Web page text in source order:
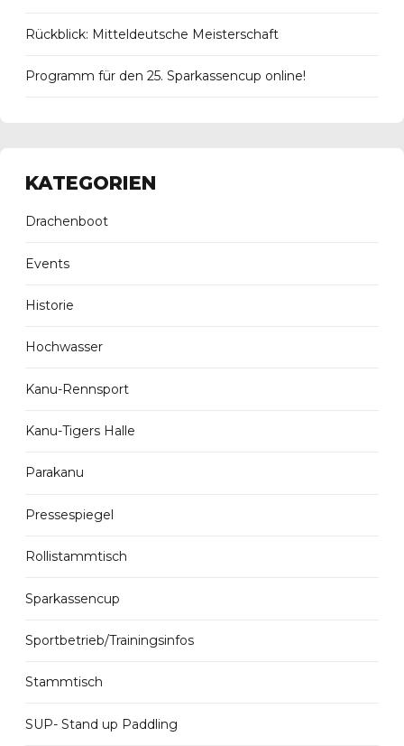
Rückblick: Mitteldeutsche Meisterschaft
Programm für den 25. Sparkassencup online!
KATEGORIEN
Drachenboot
Events
Historie
Hochwasser
Kanu-Rennsport
Kanu-Tigers Halle
Parakanu
Pressespiegel
Rollistammtisch
Sparkassencup
Sportbetrieb/Trainingsinfos
Stammtisch
SUP- Stand up Paddling